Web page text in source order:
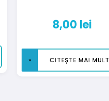
8,00 lei
CITEȘTE MAI MULT